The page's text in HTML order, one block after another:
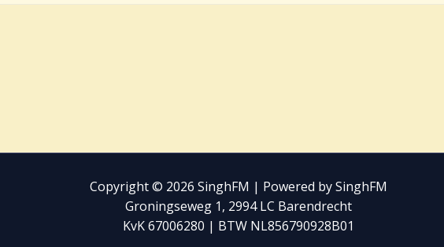
Copyright © 2026 SinghFM | Powered by SinghFM
Groningseweg 1, 2994 LC Barendrecht
KvK 67006280 | BTW NL856790928B01